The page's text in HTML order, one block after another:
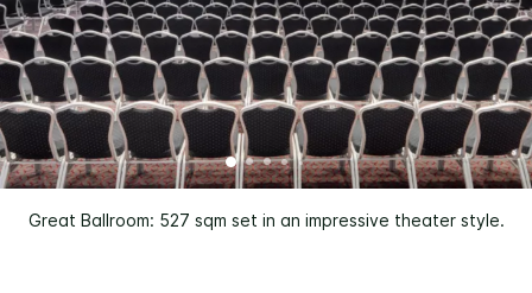
Great Ballroom: 527 sqm set in an impressive theater style.